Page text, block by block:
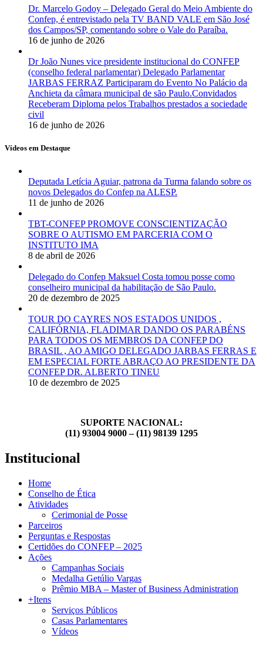
Dr. Marcelo Godoy – Delegado Geral do Meio Ambiente do
Confep, é entrevistado pela TV BAND VALE em São José
dos Campos/SP, comentando sobre o Vale do Paraíba.
16 de junho de 2026
Dr João Nunes vice presidente institucional do CONFEP
(conselho federal parlamentar) Delegado Parlamentar
JARBAS FERRAZ Participaram do Evento No Palácio da
Anchieta da câmara municipal de são Paulo.Convidados
Receberam Diploma pelos Trabalhos prestados a sociedade
civil
16 de junho de 2026
Vídeos em Destaque
Deputada Letícia Aguiar, patrona da Turma falando sobre os
novos Delegados do Confep na ALESP.
11 de junho de 2026
TBT-CONFEP PROMOVE CONSCIENTIZAÇÃO
SOBRE O AUTISMO EM PARCERIA COM O
INSTITUTO IMA
8 de abril de 2026
Delegado do Confep Maksuel Costa tomou posse como
conselheiro municipal da habilitação de São Paulo.
20 de dezembro de 2025
TOUR DO CAYRES NOS ESTADOS UNIDOS ,
CALIFÓRNIA, FLADIMAR DANDO OS PARABÉNS
PARA TODOS OS MEMBROS DA CONFEP DO
BRASIL , AO AMIGO DELEGADO JARBAS FERRAS E
EM ESPECIAL FORTE ABRAÇO AO PRESIDENTE DA
CONFEP DR. ALBERTO TINEU
10 de dezembro de 2025
SUPORTE NACIONAL:
(11) 93004 9000 – (11) 98139 1295
Institucional
Home
Conselho de Ética
Atividades
Cerimonial de Posse
Parceiros
Perguntas e Respostas
Certidões do CONFEP – 2025
Ações
Campanhas Sociais
Medalha Getúlio Vargas
Prêmio MBA – Master of Business Administration
+Itens
Serviços Públicos
Casas Parlamentares
Vídeos